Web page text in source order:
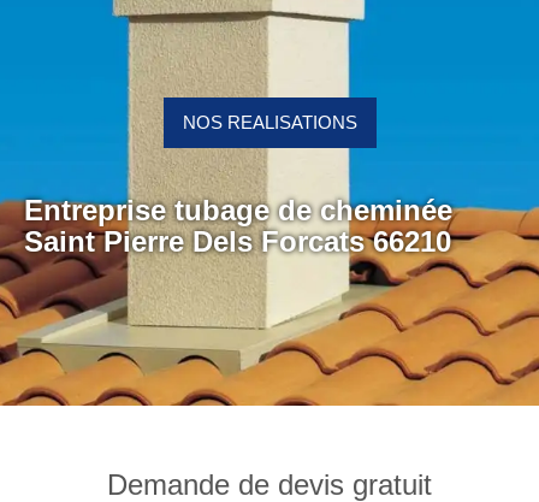
Entreprise tubage de cheminée
Saint Pierre Dels Forcats 66210
NOS REALISATIONS
Demande de devis gratuit